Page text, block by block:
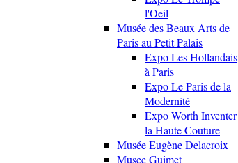
l'Oeil
Musée des Beaux Arts de
Paris au Petit Palais
Expo Les Hollandais
à Paris
Expo Le Paris de la
Modernité
Expo Worth Inventer
la Haute Couture
Musée Eugène Delacroix
Musee Guimet